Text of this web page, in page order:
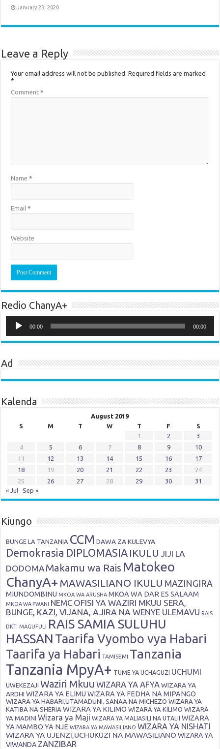
January 23, 2020
Leave a Reply
Your email address will not be published. Required fields are marked
*
Comment*
Name*
Email*
Website
Redio ChanyA+
Player
00:00 00:00
Ad
Kalenda
August 2019
S
M T W T F
S
1
2
3
4
5 6 7 8 9
10
11
12 13 14 15 16
17
18
19 20 21 22 23
24
25
26 27 28 29 30
31
« Jul
Sep »
Kiungo
BUNGE LA TANZANIA CCM DAWA ZA KULEVYA
Demokrasia DIPLOMASIA IKULU JIJI LA
DODOMA Makamu wa Rais Matokeo
ChanyA+ MAWASILIANO IKULU MAZINGIRA
MIUNDOMBINU MKOA WA ARUSHA MKOA WA DAR ES SALAAM
MKOA WA PWANI NEMC OFISI YA WAZIRI MKUU SERA,
BUNGE, KAZI, VIJANA, AJIRA NA WENYE ULEMAVU RAIS
DKT. MAGUFULI RAIS SAMIA SULUHU
HASSAN Taarifa Vyombo vya Habari
Taarifa ya Habari TAMISEMI Tanzania
Tanzania MpyA+ TUME YA UCHAGUZI UCHUMI
UWEKEZAJI Waziri Mkuu WIZARA YA AFYA WIZARA YA
ARDHI WIZARA YA ELIMU WIZARA YA FEDHA NA MIPANGO
WIZARA YA HABARI,UTAMADUNI, SANAA NA MICHEZO WIZARA YA
KATIBA NA SHERIA WIZARA YA KILIMO WIZARA YA KILIMO WIZARA
YA MADINI Wizara ya Maji WIZARA YA MALIASILI NA UTALII WIZARA
YA MAMBO YA NJE WIZARA YA MAWASILIANO WIZARA YA NISHATI
WIZARA YA UJENZI,UCHUKUZI NA MAWASILIANO WIZARA YA
VIWANDA ZANZIBAR